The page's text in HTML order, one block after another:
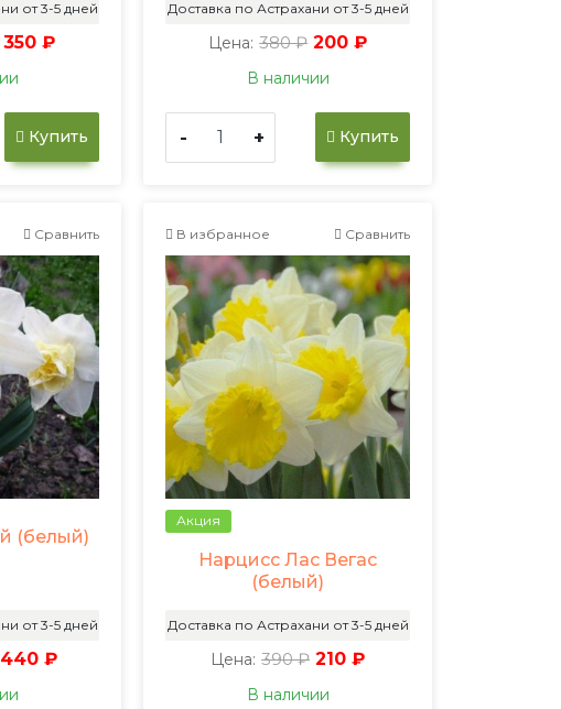
от 3-5 дней
350 ₽
Купить
Доставка по Астрахани от 3-5 дней
Цена: 380 ₽ 200 ₽
В наличии
- + Купить
Сравнить
(белый)
от 3-5 дней
440 ₽
В избранное Сравнить
Акция
Нарцисс Лас Вегас
(белый)
Доставка по Астрахани от 3-5 дней
Цена: 390 ₽ 210 ₽
В наличии